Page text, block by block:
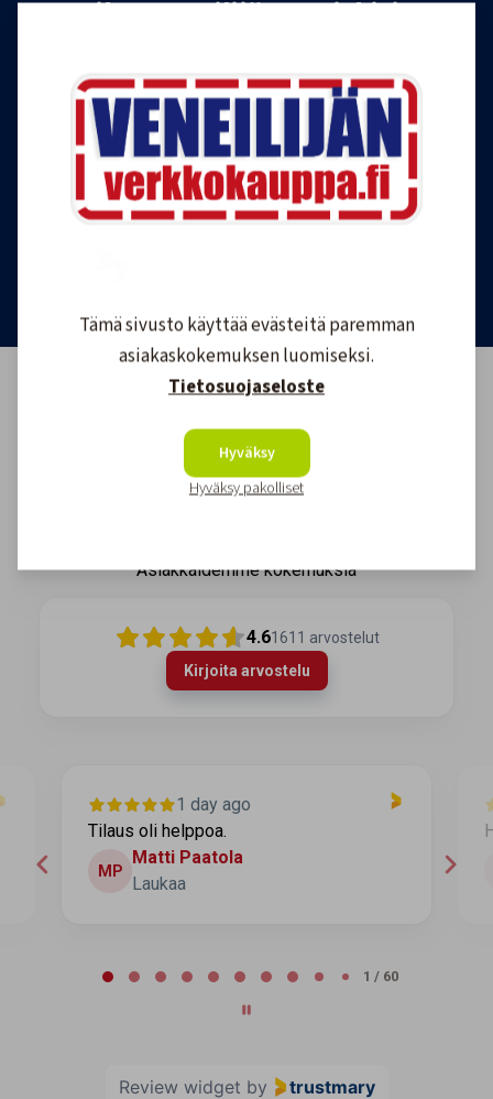
Tilaa Veneilijän uutiskirje
uutuustuotteista ja ajankohtaisista tarjouksista
ensimmäisten joukossa. Lähetämme 1-4
uutiskirjettä kuukaudessa. Voit perua uutiskirjeen
tilauksen milloin tahansa.
Asiakkaidemme kokemuksia
4.61611 arvostelut
Kirjoita arvostelu
1 day ago
Tilaus oli helppoa.
MP
Matti Paatola
Laukaa
1 / 60
Review widget by trustmary
Tämä sivusto käyttää evästeitä paremman
asiakaskokemuksen luomiseksi.
Tietosuojaseloste
Hyväksy
Hyväksy pakolliset